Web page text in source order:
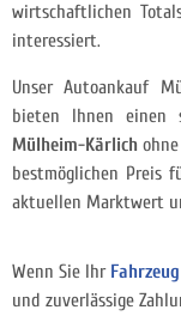
wirtschaftlichen
interessiert.
Unser Autoankauf
bieten Ihnen einen
Mülheim-Kärlich
bestmöglichen Preis
aktuellen Marktwert
Wenn Sie Ihr
und zuverlässige